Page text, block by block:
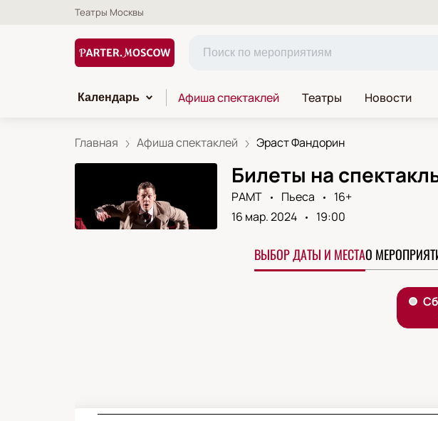
Театры Москвы
Календарь Афиша спектаклей Театры Новости
Главная Афиша спектаклей Эраст Фандорин
Билеты на
РАМТ Пьеса
16+
16 мар. 2024
19:00
ВЫБОР ДАТЫ И МЕСТАО